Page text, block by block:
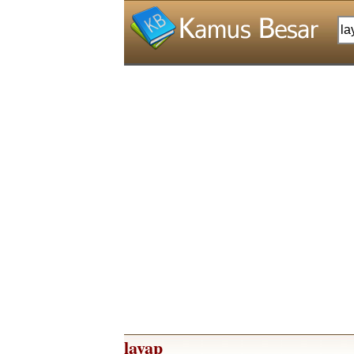
layap